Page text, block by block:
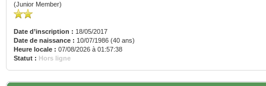
(Junior Member)
Date d’inscription : 18/05/2017
Date de naissance : 10/07/1986 (40 ans)
Heure locale : 07/08/2026 à 01:57:38
Statut : Hors ligne